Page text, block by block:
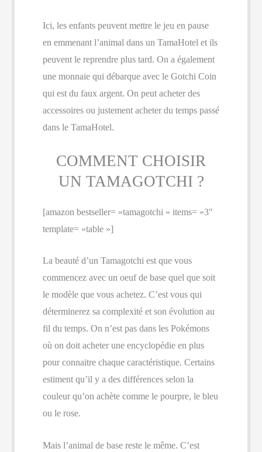
Ici, les enfants peuvent mettre le jeu en pause
en emmenant l’animal dans un TamaHotel et ils
peuvent le reprendre plus tard. On a également
une monnaie qui débarque avec le Gotchi Coin
qui est du faux argent. On peut acheter des
accessoires ou justement acheter du temps passé
dans le TamaHotel.
COMMENT CHOISIR
UN TAMAGOTCHI ?
[amazon bestseller= »tamagotchi » items= »3″
template= »table »]
La beauté d’un Tamagotchi est que vous
commencez avec un oeuf de base quel que soit
le modèle que vous achetez. C’est vous qui
déterminerez sa complexité et son évolution au
fil du temps. On n’est pas dans les Pokémons
où on doit acheter une encyclopédie en plus
pour connaitre chaque caractéristique. Certains
estiment qu’il y a des différences selon la
couleur qu’on achète comme le pourpre, le bleu
ou le rose.
Mais l’animal de base reste le même. C’est